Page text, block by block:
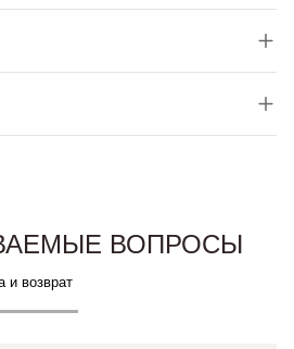
ВОПРОСЫ
и возврат